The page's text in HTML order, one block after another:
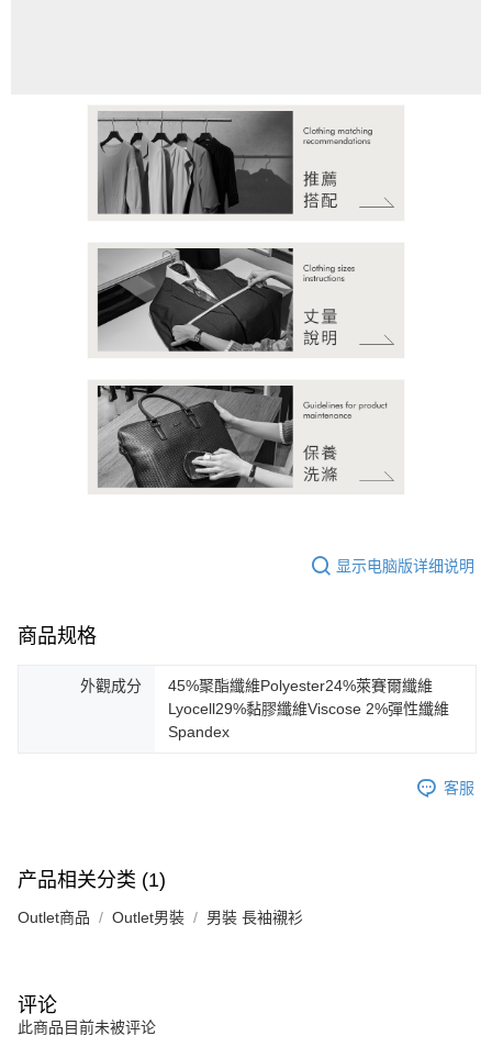
显示电脑版详细说明
商品规格
外觀成分
45%聚酯纖維Polyester24%萊賽爾纖維
Lyocell29%黏膠纖維Viscose 2%彈性纖維
Spandex
客服
产品相关分类 (1)
Outlet商品 Outlet男裝 男裝 長袖襯衫
评论
此商品目前未被评论